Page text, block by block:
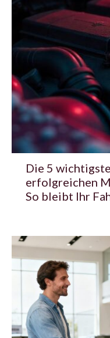
Die 5
erfolgreichen
So bleibt Ihr